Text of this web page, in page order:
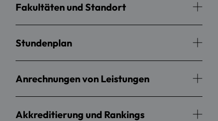
Fakultäten und Standort
Stundenplan
Anrechnungen von Leistungen
Akkreditierung und Rankings